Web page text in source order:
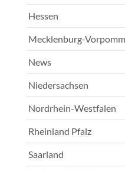
Hessen
Mecklenburg-
News
Niedersachsen
Nordrhein-Westfalen
Rheinland Pfalz
Saarland